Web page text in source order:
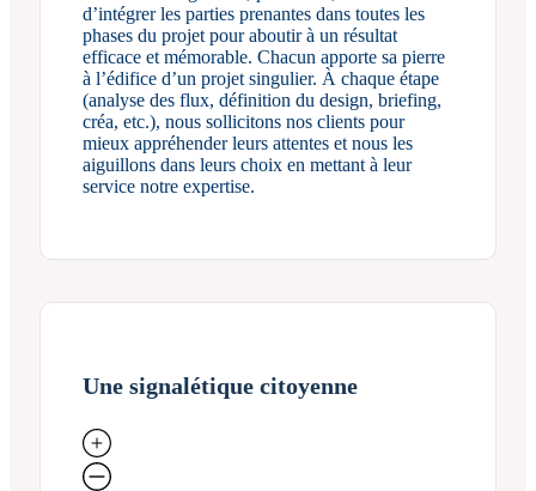
d’intégrer les parties prenantes dans toutes les
phases du projet pour aboutir à un résultat
efficace et mémorable. Chacun apporte sa pierre
à l’édifice d’un projet singulier. À chaque étape
(analyse des flux, définition du design, briefing,
créa, etc.), nous sollicitons nos clients pour
mieux appréhender leurs attentes et nous les
aiguillons dans leurs choix en mettant à leur
service notre expertise.
Une signalétique citoyenne